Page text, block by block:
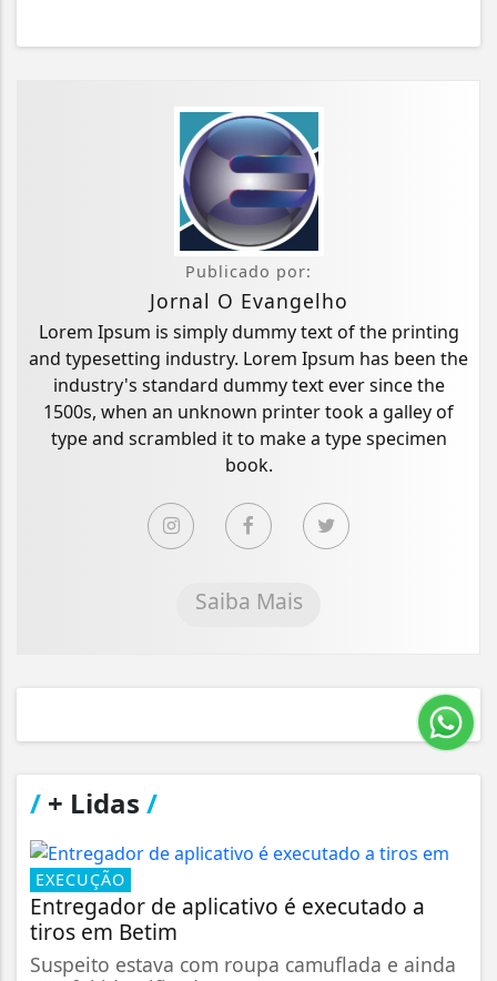
Publicado por:
Jornal O Evangelho
Lorem Ipsum is simply dummy text of the printing
and typesetting industry. Lorem Ipsum has been the
industry's standard dummy text ever since the
1500s, when an unknown printer took a galley of
type and scrambled it to make a type specimen
book.
Saiba Mais
/ + Lidas /
EXECUÇÃO
Entregador de aplicativo é executado a
tiros em Betim
Suspeito estava com roupa camuflada e ainda